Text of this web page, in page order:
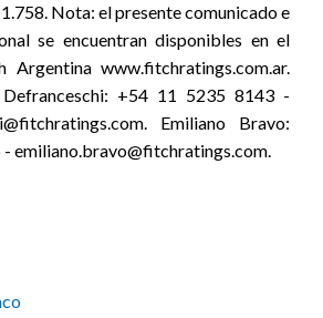
Nota: el presente comunicado e
se encuentran disponibles en el
www.fitchratings.com.ar.
+54 11 5235 8143 -
Emiliano Bravo:
emiliano.bravo@fitchratings.com.